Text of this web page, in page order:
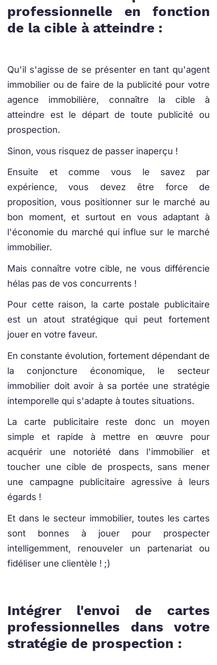
professionnelle en fonction
de la cible à atteindre :
Qu'il s'agisse de se présenter en tant qu'agent
immobilier ou de faire de la publicité pour votre
agence immobilière, connaître la cible à
atteindre est le départ de toute publicité ou
prospection.
Sinon, vous risquez de passer inaperçu !
Ensuite et comme vous le savez par
expérience, vous devez être force de
proposition, vous positionner sur le marché au
bon moment, et surtout en vous adaptant à
l'économie du marché qui influe sur le marché
immobilier.
Mais connaître votre cible, ne vous différencie
hélas pas de vos concurrents !
Pour cette raison, la carte postale publicitaire
est un atout stratégique qui peut fortement
jouer en votre faveur.
En constante évolution, fortement dépendant de
la conjoncture économique, le secteur
immobilier doit avoir à sa portée une stratégie
intemporelle qui s'adapte à toutes situations.
La carte publicitaire reste donc un moyen
simple et rapide à mettre en œuvre pour
acquérir une notoriété dans l'immobilier et
toucher une cible de prospects, sans mener
une campagne publicitaire agressive à leurs
égards !
Et dans le secteur immobilier, toutes les cartes
sont bonnes à jouer pour prospecter
intelligemment, renouveler un partenariat ou
fidéliser une clientèle ! ;)
Intégrer l'envoi de cartes
professionnelles dans votre
stratégie de prospection :